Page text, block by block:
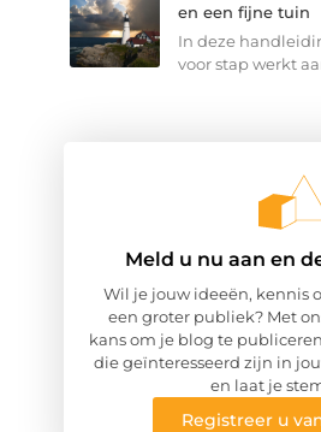
en een fijne tuin
In deze
voor stap werkt
Meld u nu aan en
Wil je jouw ideeën, kennis
een groter publiek? Met
kans om je blog te
die geïnteresseerd zijn in
en laat je
Registreer u